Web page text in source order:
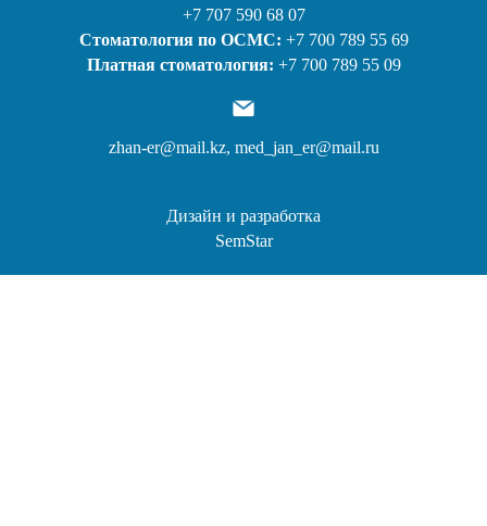
+7 707 590 68 07
Стоматология по ОСМС: +7 700 789 55 69
Платная стоматология: +7 700 789 55 09
zhan-er@mail.kz, med_jan_er@mail.ru
Дизайн и разработка
SemStar